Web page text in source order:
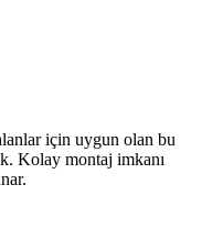
için uygun olan bu
Kolay montaj imkanı